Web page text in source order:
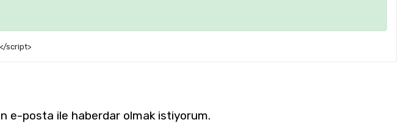
script>
e-posta ile haberdar olmak istiyorum.